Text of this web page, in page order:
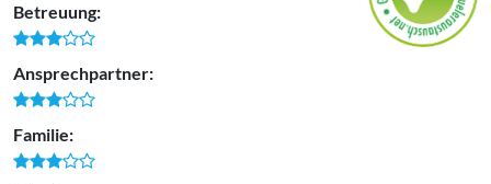
Betreuung:
Ansprechpartner:
Familie: